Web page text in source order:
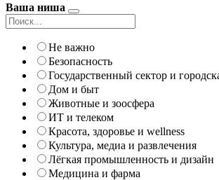
Ваша ниша
Не важно
Безопасность
Государственный сектор и
Дом и быт
Животные и зоосфера
ИТ и телеком
Красота, здоровье и wellness
Культура, медиа и развлечения
Лёгкая промышленность и дизайн
Медицина и фарма